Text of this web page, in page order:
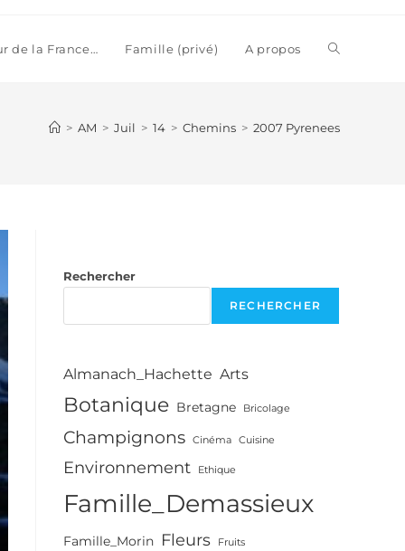
de la France… Famille (privé) A propos Toggle
> AM > Juil > 14 > Chemins > 2007 Pyrenees
Rechercher
RECHERCHER
Almanach_Hachette Arts
Botanique Bretagne Bricolage
Champignons Cinéma Cuisine
Environnement Ethique
Famille_Demassieux
Famille_Morin Fleurs Fruits